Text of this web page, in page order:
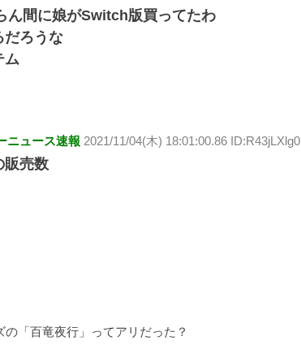
ん間に娘がSwitch版買ってたわ
だろうな
ム
ニュース速報 2021/11/04(木) 18:01:00.86 ID:R43jLXlg0
販売数
「百竜夜行」ってアリだった？